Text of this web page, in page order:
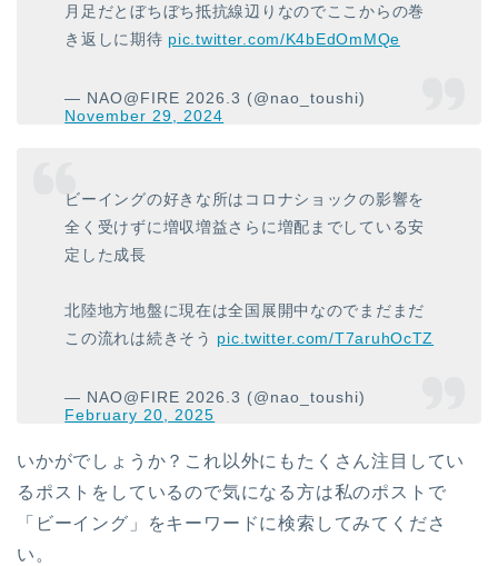
月足だとぼちぼち抵抗線辺りなのでここからの巻
き返しに期待 pic.twitter.com/K4bEdOmMQe
— NAO@FIRE 2026.3 (@nao_toushi)
November 29, 2024
ビーイングの好きな所はコロナショックの影響を
全く受けずに増収増益さらに増配までしている安
定した成長
北陸地方地盤に現在は全国展開中なのでまだまだ
この流れは続きそう pic.twitter.com/T7aruhOcTZ
— NAO@FIRE 2026.3 (@nao_toushi)
February 20, 2025
いかがでしょうか？これ以外にもたくさん注目してい
るポストをしているので気になる方は私のポストで
「ビーイング」をキーワードに検索してみてくださ
い。